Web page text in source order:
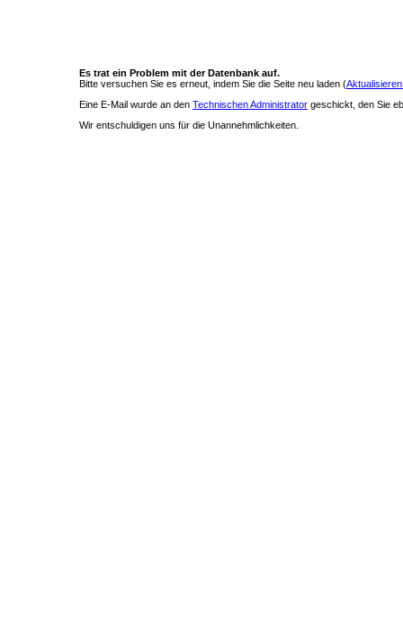
Es trat ein Problem mit der Datenbank auf.
Bitte versuchen Sie es erneut, indem Sie die Seite neu laden (
Eine E-Mail wurde an den Technischen Administrator geschickt, den Sie
Wir entschuldigen uns für die Unannehmlichkeiten.